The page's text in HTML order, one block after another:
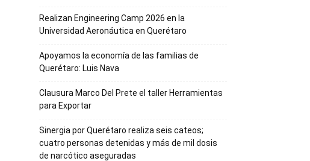
Realizan Engineering Camp 2026 en la
Universidad Aeronáutica en Querétaro
Apoyamos la economía de las familias de
Querétaro: Luis Nava
Clausura Marco Del Prete el taller Herramientas
para Exportar
Sinergia por Querétaro realiza seis cateos;
cuatro personas detenidas y más de mil dosis
de narcótico aseguradas